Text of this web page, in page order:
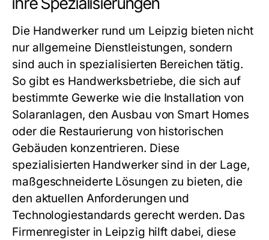
Die Handwerker rund um Leipzig bieten nicht
nur allgemeine Dienstleistungen, sondern
sind auch in spezialisierten Bereichen tätig.
So gibt es Handwerksbetriebe, die sich auf
bestimmte Gewerke wie die Installation von
Solaranlagen, den Ausbau von Smart Homes
oder die Restaurierung von historischen
Gebäuden konzentrieren. Diese
spezialisierten Handwerker sind in der Lage,
maßgeschneiderte Lösungen zu bieten, die
den aktuellen Anforderungen und
Technologiestandards gerecht werden. Das
Firmenregister in Leipzig hilft dabei, diese